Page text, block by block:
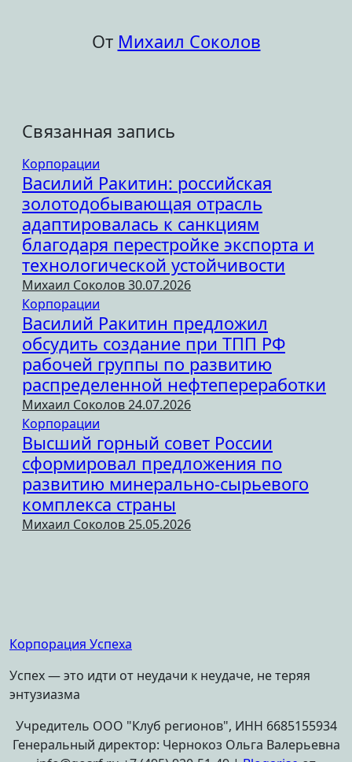
От Михаил Соколов
Связанная запись
Корпорации
Василий Ракитин: российская
золотодобывающая отрасль
адаптировалась к санкциям
благодаря перестройке экспорта и
технологической устойчивости
Михаил Соколов30.07.2026
Корпорации
Василий Ракитин предложил
обсудить создание при ТПП РФ
рабочей группы по развитию
распределенной нефтепереработки
Михаил Соколов24.07.2026
Корпорации
Высший горный совет России
сформировал предложения по
развитию минерально-сырьевого
комплекса страны
Михаил Соколов25.05.2026
Корпорация Успеха
Успех — это идти от неудачи к неудаче, не теряя
энтузиазма
Учредитель ООО "Клуб регионов", ИНН 6685155934
Генеральный директор: Чернокоз Ольга Валерьевна